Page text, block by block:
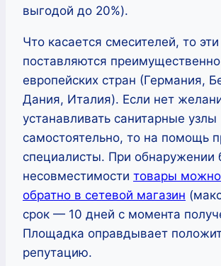
выгодой до 20%).
Что касается смесителей, то
поставляются
европейских стран (Германия,
Дания, Италия). Если нет
устанавливать санитарные узлы
самостоятельно, то на помощь
специалисты. При обнаружении
несовместимости товары можно
обратно в сетевой магазин
срок — 10 дней с момента
Площадка оправдывает
репутацию.